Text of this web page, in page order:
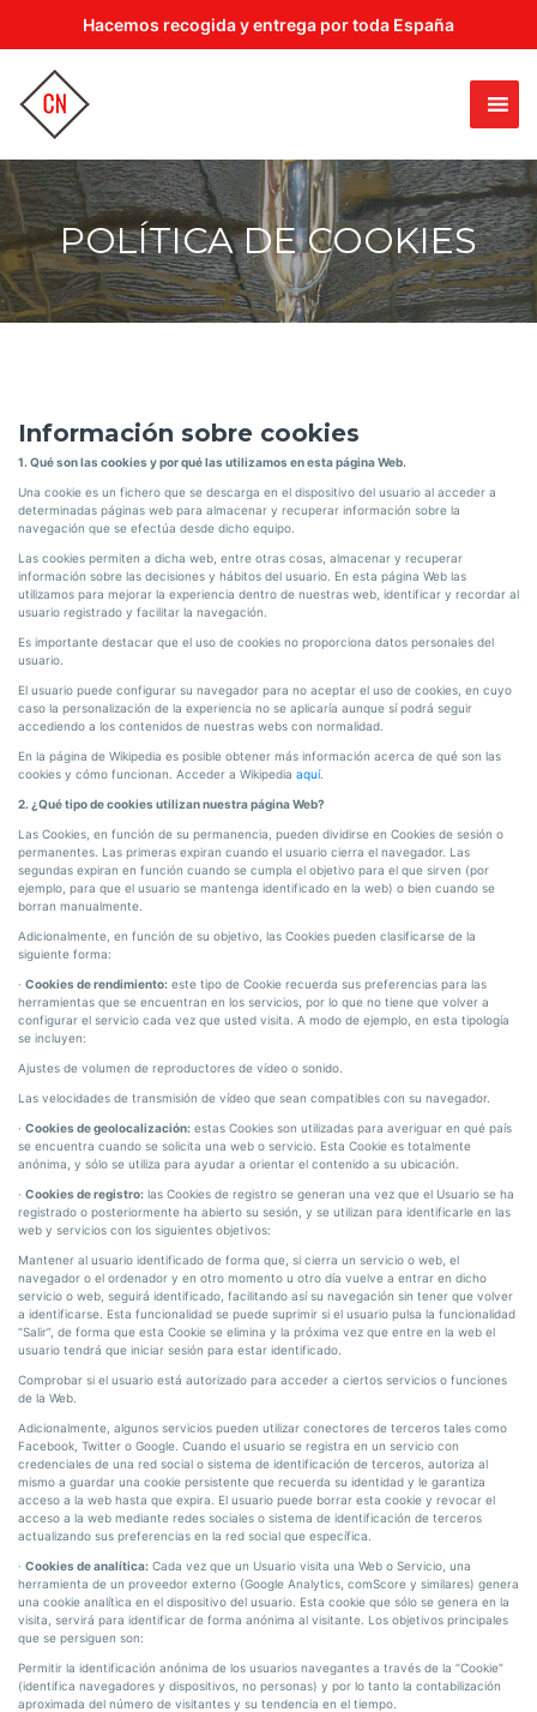
Hacemos recogida y entrega por toda España
POLÍTICA DE COOKIES
Información sobre cookies
1. Qué son las cookies y por qué las utilizamos en esta página Web.
Una cookie es un fichero que se descarga en el dispositivo del usuario al acceder a
determinadas páginas web para almacenar y recuperar información sobre la
navegación que se efectúa desde dicho equipo.
Las cookies permiten a dicha web, entre otras cosas, almacenar y recuperar
información sobre las decisiones y hábitos del usuario. En esta página Web las
utilizamos para mejorar la experiencia dentro de nuestras web, identificar y recordar al
usuario registrado y facilitar la navegación.
Es importante destacar que el uso de cookies no proporciona datos personales del
usuario.
El usuario puede configurar su navegador para no aceptar el uso de cookies, en cuyo
caso la personalización de la experiencia no se aplicaría aunque sí podrá seguir
accediendo a los contenidos de nuestras webs con normalidad.
En la página de Wikipedia es posible obtener más información acerca de qué son las
cookies y cómo funcionan. Acceder a Wikipedia aquí.
2. ¿Qué tipo de cookies utilizan nuestra página Web?
Las Cookies, en función de su permanencia, pueden dividirse en Cookies de sesión o
permanentes. Las primeras expiran cuando el usuario cierra el navegador. Las
segundas expiran en función cuando se cumpla el objetivo para el que sirven (por
ejemplo, para que el usuario se mantenga identificado en la web) o bien cuando se
borran manualmente.
Adicionalmente, en función de su objetivo, las Cookies pueden clasificarse de la
siguiente forma:
· Cookies de rendimiento: este tipo de Cookie recuerda sus preferencias para las
herramientas que se encuentran en los servicios, por lo que no tiene que volver a
configurar el servicio cada vez que usted visita. A modo de ejemplo, en esta tipología
se incluyen:
Ajustes de volumen de reproductores de vídeo o sonido.
Las velocidades de transmisión de vídeo que sean compatibles con su navegador.
· Cookies de geolocalización: estas Cookies son utilizadas para averiguar en qué país
se encuentra cuando se solicita una web o servicio. Esta Cookie es totalmente
anónima, y sólo se utiliza para ayudar a orientar el contenido a su ubicación.
· Cookies de registro: las Cookies de registro se generan una vez que el Usuario se ha
registrado o posteriormente ha abierto su sesión, y se utilizan para identificarle en las
web y servicios con los siguientes objetivos:
Mantener al usuario identificado de forma que, si cierra un servicio o web, el
navegador o el ordenador y en otro momento u otro día vuelve a entrar en dicho
servicio o web, seguirá identificado, facilitando así su navegación sin tener que volver
a identificarse. Esta funcionalidad se puede suprimir si el usuario pulsa la funcionalidad
“Salir”, de forma que esta Cookie se elimina y la próxima vez que entre en la web el
usuario tendrá que iniciar sesión para estar identificado.
Comprobar si el usuario está autorizado para acceder a ciertos servicios o funciones
de la Web.
Adicionalmente, algunos servicios pueden utilizar conectores de terceros tales como
Facebook, Twitter o Google. Cuando el usuario se registra en un servicio con
credenciales de una red social o sistema de identificación de terceros, autoriza al
mismo a guardar una cookie persistente que recuerda su identidad y le garantiza
acceso a la web hasta que expira. El usuario puede borrar esta cookie y revocar el
acceso a la web mediante redes sociales o sistema de identificación de terceros
actualizando sus preferencias en la red social que específica.
· Cookies de analítica: Cada vez que un Usuario visita una Web o Servicio, una
herramienta de un proveedor externo (Google Analytics, comScore y similares) genera
una cookie analítica en el dispositivo del usuario. Esta cookie que sólo se genera en la
visita, servirá para identificar de forma anónima al visitante. Los objetivos principales
que se persiguen son:
Permitir la identificación anónima de los usuarios navegantes a través de la “Cookie”
(identifica navegadores y dispositivos, no personas) y por lo tanto la contabilización
aproximada del número de visitantes y su tendencia en el tiempo.